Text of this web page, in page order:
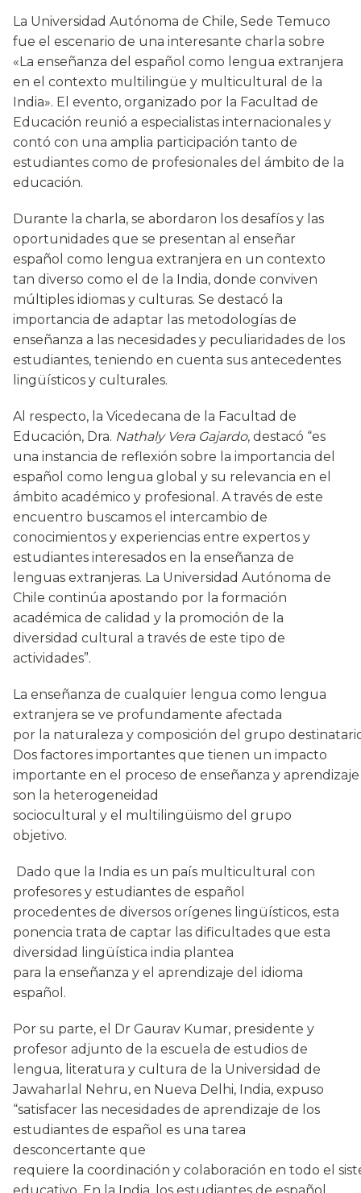
La Universidad Autónoma de Chile, Sede Temuco
fue el escenario de una interesante charla sobre
«La enseñanza del español como lengua extranjera
en el contexto multilingüe y multicultural de la
India». El evento, organizado por la Facultad de
Educación reunió a especialistas internacionales y
contó con una amplia participación tanto de
estudiantes como de profesionales del ámbito de la
educación.
Durante la charla, se abordaron los desafíos y las
oportunidades que se presentan al enseñar
español como lengua extranjera en un contexto
tan diverso como el de la India, donde conviven
múltiples idiomas y culturas. Se destacó la
importancia de adaptar las metodologías de
enseñanza a las necesidades y peculiaridades de los
estudiantes, teniendo en cuenta sus antecedentes
lingüísticos y culturales.
Al respecto, la Vicedecana de la Facultad de
Educación, Dra. Nathaly Vera Gajardo, destacó “es
una instancia de reflexión sobre la importancia del
español como lengua global y su relevancia en el
ámbito académico y profesional. A través de este
encuentro buscamos el intercambio de
conocimientos y experiencias entre expertos y
estudiantes interesados en la enseñanza de
lenguas extranjeras. La Universidad Autónoma de
Chile continúa apostando por la formación
académica de calidad y la promoción de la
diversidad cultural a través de este tipo de
actividades”.
La enseñanza de cualquier lengua como lengua
extranjera se ve profundamente afectada
por la naturaleza y composición del grupo
Dos factores importantes que tienen un impacto
importante en el proceso de enseñanza y aprendizaje
son la heterogeneidad
sociocultural y el multilingüismo del grupo
objetivo.
Dado que la India es un país multicultural con
profesores y estudiantes de español
procedentes de diversos orígenes lingüísticos, esta
ponencia trata de captar las dificultades que esta
diversidad lingüística india plantea
para la enseñanza y el aprendizaje del idioma
español.
Por su parte, el Dr Gaurav Kumar, presidente y
profesor adjunto de la escuela de estudios de
lengua, literatura y cultura de la Universidad de
Jawaharlal Nehru, en Nueva Delhi, India, expuso
“satisfacer las necesidades de aprendizaje de los
estudiantes de español es una tarea
desconcertante que
requiere la coordinación y colaboración en todo el